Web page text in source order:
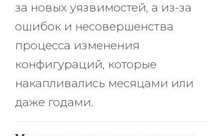
за новых уязвимостей, а из-за
ошибок и несовершенства
процесса изменения
конфигураций, которые
накапливались месяцами или
даже годами.